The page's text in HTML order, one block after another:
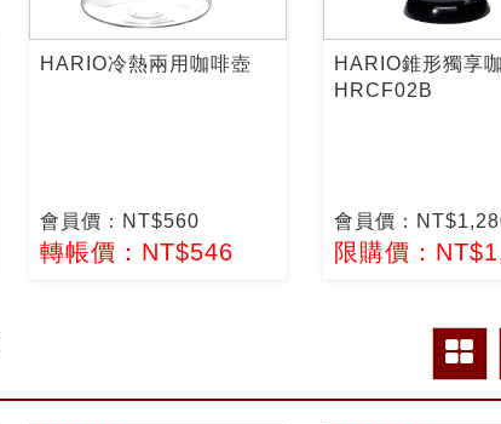
HARIO冷熱兩用咖啡壺
會員價：NT$560
轉帳價：NT$546
HARIO錐形獨享
HRCF02B
會員價：
限購價：